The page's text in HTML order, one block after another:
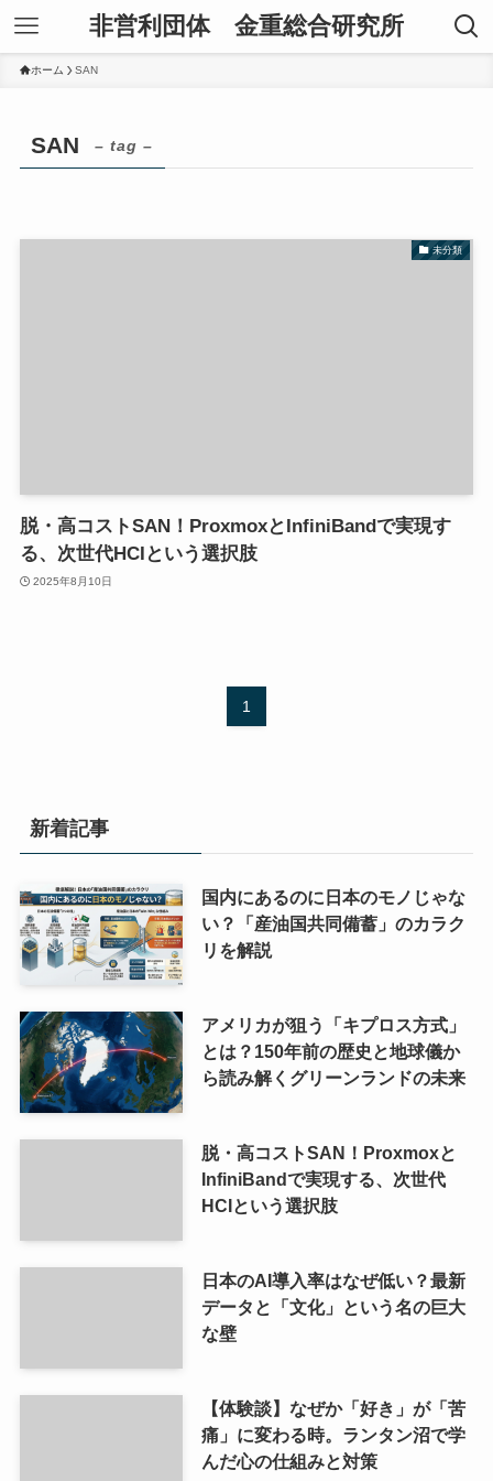
非営利団体 金重総合研究所
ホーム SAN
SAN – tag –
未分類
脱・高コストSAN！ProxmoxとInfiniBandで実現す
る、次世代HCIという選択肢
2025年8月10日
1
新着記事
国内にあるのに日本のモノじゃな
い？「産油国共同備蓄」のカラク
リを解説
アメリカが狙う「キプロス方式」
とは？150年前の歴史と地球儀か
ら読み解くグリーンランドの未来
脱・高コストSAN！Proxmoxと
InfiniBandで実現する、次世代
HCIという選択肢
日本のAI導入率はなぜ低い？最新
データと「文化」という名の巨大
な壁
【体験談】なぜか「好き」が「苦
痛」に変わる時。ランタン沼で学
んだ心の仕組みと対策